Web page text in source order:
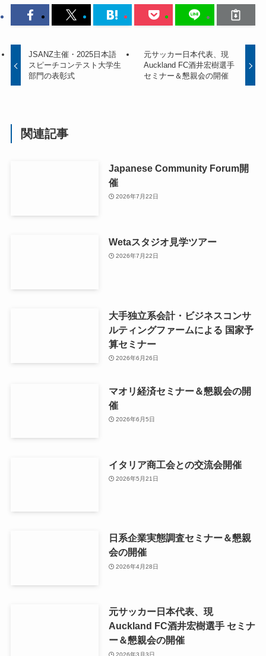
JSANZ主催・2025日本語
スピーチコンテスト大学生
部門の表彰式
元サッカー日本代表、現
Auckland FC酒井宏樹選手
セミナー＆懇親会の開催
関連記事
Japanese Community Forum開
催
2026年7月22日
Wetaスタジオ見学ツアー
2026年7月22日
大手独立系会計・ビジネスコンサ
ルティングファームによる 国家予
算セミナー
2026年6月26日
マオリ経済セミナー＆懇親会の開
催
2026年6月5日
イタリア商工会との交流会開催
2026年5月21日
日系企業実態調査セミナー＆懇親
会の開催
2026年4月28日
元サッカー日本代表、現
Auckland FC酒井宏樹選手 セミナ
ー＆懇親会の開催
2026年3月3日